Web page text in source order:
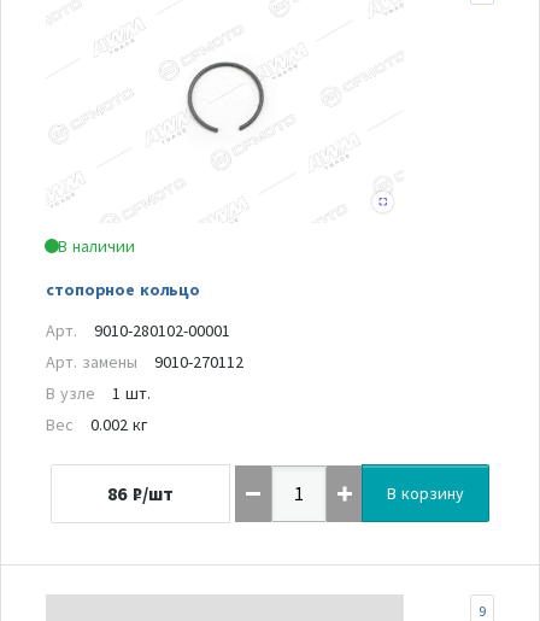
В наличии
стопорное кольцо
Арт.
9010-280102-00001
Арт. замены
9010-270112
В узле
1 шт.
Вес
0.002 кг
86 ₽/шт В корзину
9